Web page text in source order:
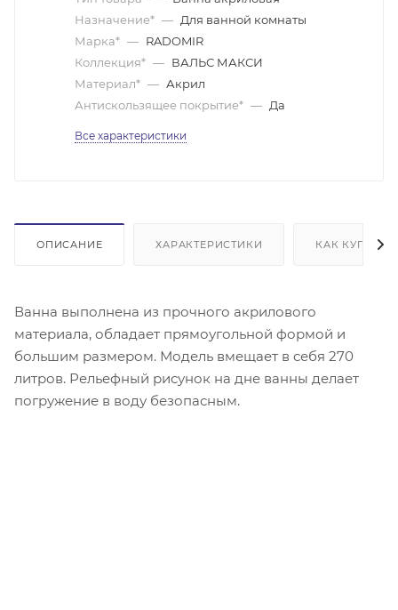
Назначение* — Для ванной комнаты
Марка* — RADOMIR
Коллекция* — ВАЛЬС МАКСИ
Материал* — Акрил
Антискользящее покрытие* — Да
Все характеристики
ОПИСАНИЕ ХАРАКТЕРИСТИКИ КАК КУПИТЬ
Ванна выполнена из прочного акрилового
материала, обладает прямоугольной формой и
большим размером. Модель вмещает в себя 270
литров. Рельефный рисунок на дне ванны делает
погружение в воду безопасным.